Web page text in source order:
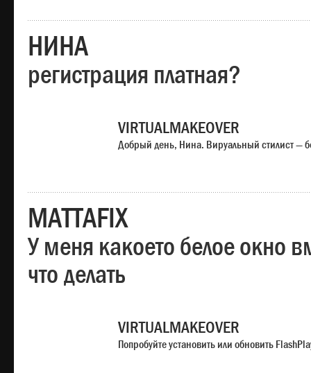
НИНА
регистрация платная?
VIRTUALMAKEOVER
Добрый день, Нина. Вируальный стилист —
MATTAFIX
У меня какоето белое окно
что делать
VIRTUALMAKEOVER
Попробуйте установить или обновить